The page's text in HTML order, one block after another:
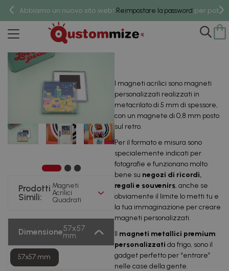
Abbiamo un nuovo sito web! Reimpostare la password per poter
Magneti Acrilici Quadrati
Prodotti
Simili:
Magneti
Acrilici
Quadrati
Dimensione57x57
mm
57x57 mm
I magneti acrilici sono magneti
personalizzati realizzati in
metacrilato di 5 mm di spessore,
con un magnete di 0,8 mm posto
sul retro.
Per il formato e misura sono
specialemente indicati per
fotografie e funzionano molto
bene su negozi di ricordi,
regali e souvenirs, anche se
obviamente il limite lo metti tu e
la tua immaginazione per creare
magneti personalizzati.
Il magneti metallici premium
personalizzati da frigo, sono il
gadget perfetto per “entrare”
nelle case della gente.